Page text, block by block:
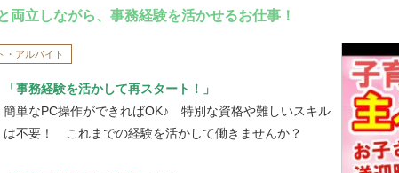
両立しながら、事務経験を活かせるお仕事！
・アルバイト
「事務経験を活かして再スタート！」
簡単なPC操作ができればOK♪ 特別な資格や難しいスキル
は不要！ これまでの経験を活かして働きませんか？